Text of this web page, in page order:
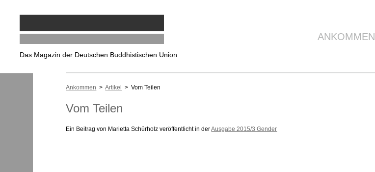
Das Magazin der Deutschen Buddhistischen Union
ANKOMMEN
Ankommen >Artikel > Vom Teilen
Vom Teilen
Ein Beitrag von Marietta Schürholz veröffentlicht in derAusgabe 2015/3 Gender